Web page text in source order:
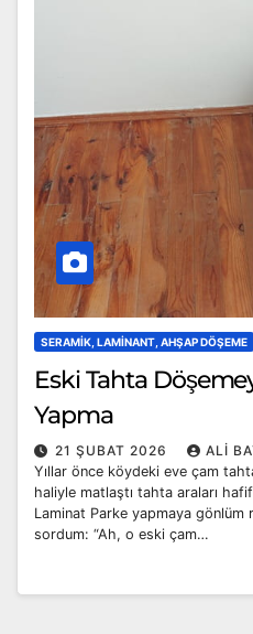
SERAMIK, LAMINANT, AHŞAP DÖŞEME
Eski Tahta
Yapma
21 ŞUBAT 2026
ALI
Yıllar önce köydeki eve çam
haliyle matlaştı tahta araları
Laminat Parke yapmaya gönlüm
sordum: “Ah, o eski çam…